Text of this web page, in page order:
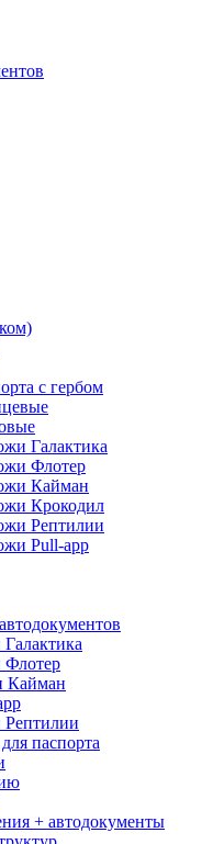
с гербом
Галактика
Флотер
Кайман
Крокодил
Рептилии
Pull-app
Флотер
Кайман
паспорта
+ автодокументы